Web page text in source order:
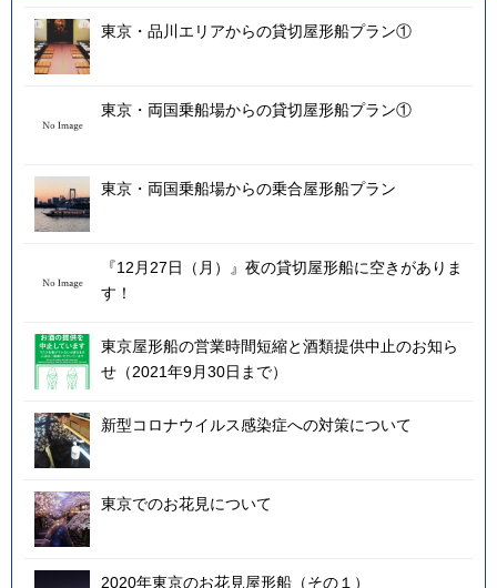
東京・品川エリアからの貸切屋形船プラン①
東京・両国乗船場からの貸切屋形船プラン①
東京・両国乗船場からの乗合屋形船プラン
『12月27日（月）』夜の貸切屋形船に空きがありま
す！
東京屋形船の営業時間短縮と酒類提供中止のお知ら
せ（2021年9月30日まで）
新型コロナウイルス感染症への対策について
東京でのお花見について
2020年東京のお花見屋形船（その１）